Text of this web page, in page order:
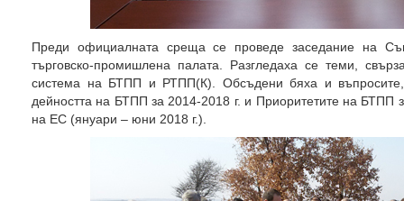
Преди официалната среща се проведе заседание на
търговско-промишлена палата. Разгледаха се теми,
система на БТПП и РТПП(К). Обсъдени бяха и
дейността на БТПП за 2014-2018 г. и Приоритетите на БТПП
на ЕС (януари – юни 2018 г.).